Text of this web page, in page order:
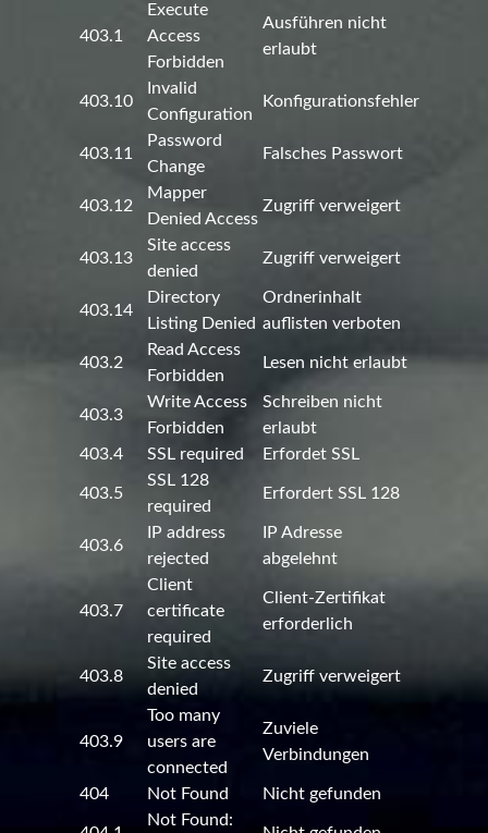
403.1
Execute
Access
Forbidden
Ausführen nicht
erlaubt
403.10
Invalid
Configuration
Konfigurationsfehler
403.11
Password
Change
Falsches Passwort
403.12
Mapper
Denied Access
Zugriff verweigert
403.13
Site access
denied
Zugriff verweigert
403.14
Directory
Listing Denied
Ordnerinhalt
auflisten verboten
403.2
Read Access
Forbidden
Lesen nicht erlaubt
403.3
Write Access
Forbidden
Schreiben nicht
erlaubt
403.4
SSL required Erfordet SSL
403.5
SSL 128
required
Erfordert SSL 128
403.6
IP address
rejected
IP Adresse
abgelehnt
403.7
Client
certificate
required
Client-Zertifikat
erforderlich
403.8
Site access
denied
Zugriff verweigert
403.9
Too many
users are
connected
Zuviele
Verbindungen
404 Not Found Nicht gefunden
Not Found: